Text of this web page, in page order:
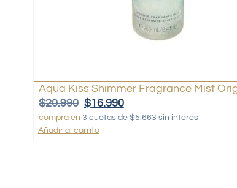
Aqua Kiss Shimmer Fragrance Mist
$20.990 $16.990
compra en 3 cuotas de $5.663 sin interés
Añadir al carrito